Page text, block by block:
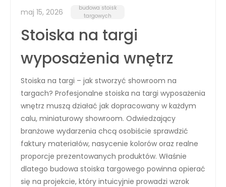
maj 15, 2026
budowa stoisk
targowych
Stoiska na targi
wyposażenia wnętrz
Stoiska na targi – jak stworzyć showroom na
targach? Profesjonalne stoiska na targi wyposażenia
wnętrz muszą działać jak dopracowany w każdym
calu, miniaturowy showroom. Odwiedzający
branżowe wydarzenia chcą osobiście sprawdzić
faktury materiałów, nasycenie kolorów oraz realne
proporcje prezentowanych produktów. Właśnie
dlatego budowa stoiska targowego powinna opierać
się na projekcie, który intuicyjnie prowadzi wzrok